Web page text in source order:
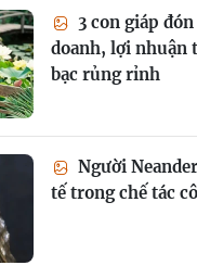
3 con giáp
doanh, lợi nhuận
bạc rủng rỉnh
Người
tế trong chế tác